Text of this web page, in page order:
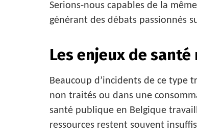
Serions-nous capables de la
générant des débats passionnés
Les enjeux de
Beaucoup d’incidents de ce type
non traités ou dans une
santé publique en Belgique
ressources restent souvent